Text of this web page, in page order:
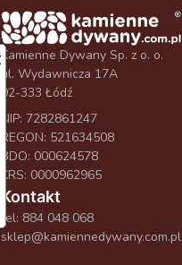
Kamienne Dywany Sp. z o. o.
ul. Wydawnicza 17A
92-333 Łódź
NIP: 7282861247
REGON: 521634508
BDO: 000624578
KRS: 0000962965
Kontakt
tel: 884 048 068
sklep@kamiennedywany.com.pl